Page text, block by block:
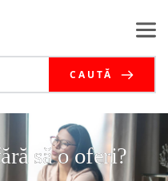
CAUTĂ
să o oferi?